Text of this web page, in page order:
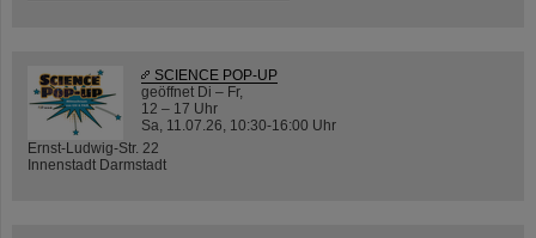
SCIENCE POP-UP
geöffnet Di – Fr,
12 – 17 Uhr
Sa, 11.07.26, 10:30-16:00 Uhr
Ernst-Ludwig-Str. 22
Innenstadt Darmstadt